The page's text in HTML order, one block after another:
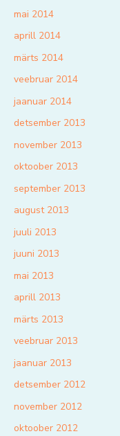
mai 2014
aprill 2014
märts 2014
veebruar 2014
jaanuar 2014
detsember 2013
november 2013
oktoober 2013
september 2013
august 2013
juuli 2013
juuni 2013
mai 2013
aprill 2013
märts 2013
veebruar 2013
jaanuar 2013
detsember 2012
november 2012
oktoober 2012